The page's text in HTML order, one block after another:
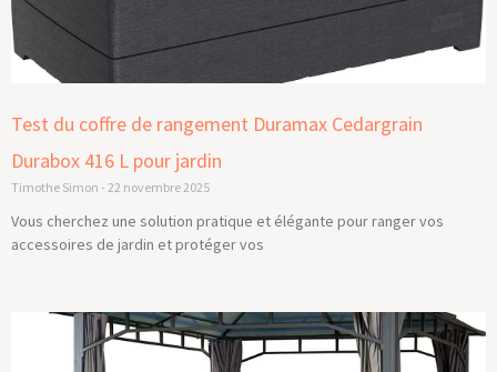
Test du coffre de rangement Duramax Cedargrain
Durabox 416 L pour jardin
Timothe Simon 22 novembre 2025
Vous cherchez une solution pratique et élégante pour ranger vos
accessoires de jardin et protéger vos